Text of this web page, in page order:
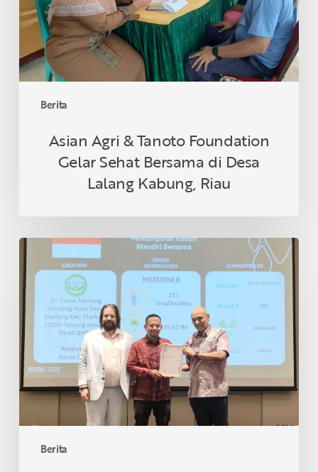
Berita
Sehat
Bersama
Desa
Lalang
Kabung,
Asian Agri & Tanoto Foundation
Gelar Sehat Bersama di Desa
Lalang Kabung, Riau
Berita
Petani
Swadaya
Indonesia
Raih
Sertifikasi
RSPO
di
Thailand